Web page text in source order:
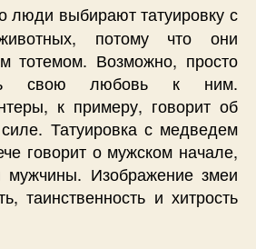
люди выбирают татуировку с
потому что они
тотемом. Возможно, просто
свою любовь к ним.
к примеру, говорит об
Татуировка с медведем
говорит о мужском начале,
мужчины. Изображение змеи
таинственность и хитрость